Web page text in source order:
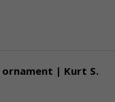
| Kurt S.